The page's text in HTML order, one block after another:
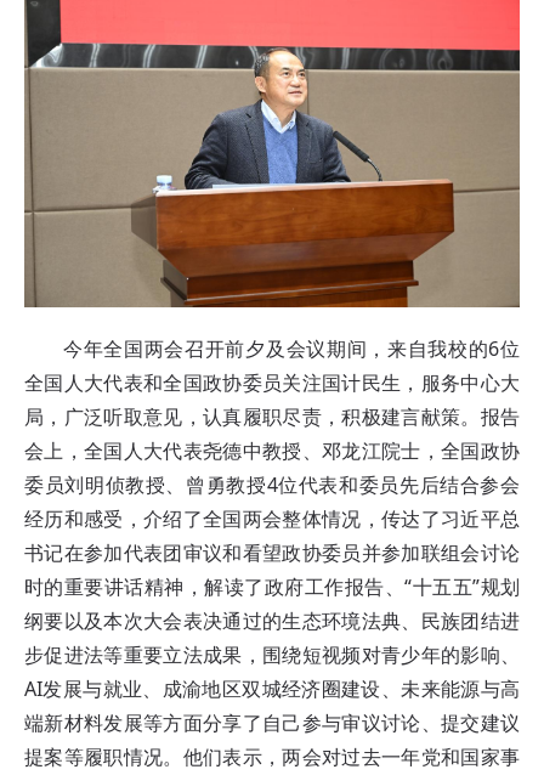
今年全国两会召开前夕及会议期间，来自我校的6位
全国人大代表和全国政协委员关注国计民生，服务中心大
局，广泛听取意见，认真履职尽责，积极建言献策。报告
会上，全国人大代表尧德中教授、邓龙江院士，全国政协
委员刘明侦教授、曾勇教授4位代表和委员先后结合参会
经历和感受，介绍了全国两会整体情况，传达了习近平总
书记在参加代表团审议和看望政协委员并参加联组会讨论
时的重要讲话精神，解读了政府工作报告、“十五五”规划
纲要以及本次大会表决通过的生态环境法典、民族团结进
步促进法等重要立法成果，围绕短视频对青少年的影响、
AI发展与就业、成渝地区双城经济圈建设、未来能源与高
端新材料发展等方面分享了自己参与审议讨论、提交建议
提案等履职情况。他们表示，两会对过去一年党和国家事